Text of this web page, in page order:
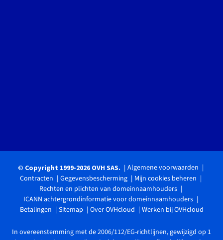
© Copyright 1999-2026 OVH SAS.
Algemene voorwaarden
Contracten
Gegevensbescherming
Mijn cookies beheren
Rechten en plichten van domeinnaamhouders
ICANN achtergrondinformatie voor domeinnaamhouders
Betalingen
Sitemap Over OVHcloud Werken bij OVHcloud
In overeenstemming met de 2006/112/EG-richtlijnen, gewijzigd op 1